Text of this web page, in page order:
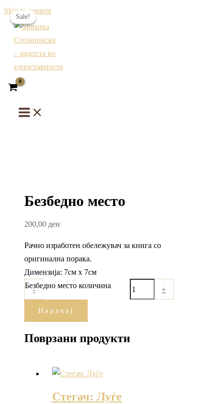
Skip to content
Безбедно место
200,00 ден
Рачно изработен обележувач за книга со
оригинална порака.
Димензија: 7см х 7см
-
Безбедно место количина +
Нарачај
Поврзани продукти
Sale!
Sale!
Стегач: Луѓе